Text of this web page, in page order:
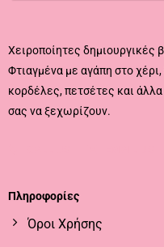
Χειροποίητες δημιουργικές
Φτιαγμένα με αγάπη στο
κορδέλες, πετσέτες και
σας να ξεχωρίζουν.
Πληροφορίες
Όροι Χρήσης